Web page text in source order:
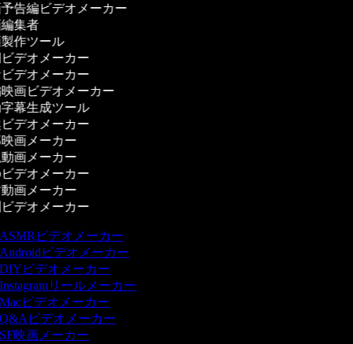
告編ビデオメーカー
集者
作ツール
デオメーカー
デオメーカー
画ビデオメーカー
幕生成ツール
デオメーカー
画メーカー
画メーカー
デオメーカー
画メーカー
デオメーカー
ビデオメーカー
ビデオメーカー
ビデオメーカー
リールメーカー
ビデオメーカー
ビデオメーカー
映画メーカー